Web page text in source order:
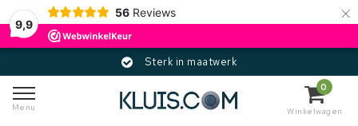
9,9
56 Reviews ×
Sterk in maatwerk
Menu
0
Winkelwagen